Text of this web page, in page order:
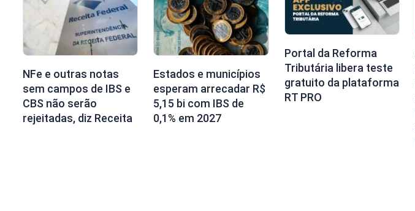
NFe e outras notas
sem campos de IBS e
CBS não serão
rejeitadas, diz Receita
Estados e municípios
esperam arrecadar R$
5,15 bi com IBS de
0,1% em 2027
Portal da Reforma
Tributária libera teste
gratuito da plataforma
RT PRO